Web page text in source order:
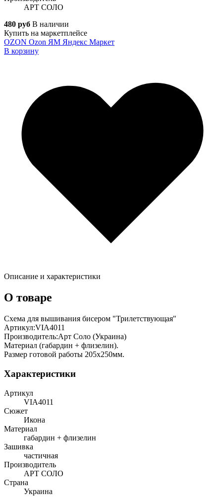
АРТ СОЛО
480 руб В наличии
Купить на маркетплейсе
OZON Ozon ЯМ Яндекс Маркет
В корзину
Описание и характеристики
О товаре
Схема для вышивания бисером "Трилетствующая"
Артикул:VIA4011
Производитель:Арт Соло (Украина)
Материал (габардин + флизелин).
Размер готовой работы 205х250мм.
Характеристики
Артикул
VIA4011
Сюжет
Икона
Материал
габардин + флизелин
Зашивка
частичная
Производитель
АРТ СОЛО
Страна
Украина